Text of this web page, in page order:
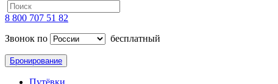
8 800 707 51 82
Звонок по
бесплатный
Бронирование
Путёвки